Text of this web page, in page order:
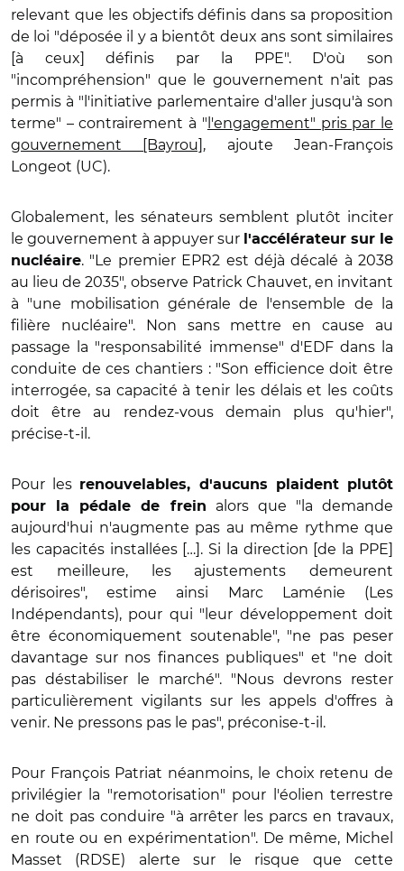
relevant que les objectifs définis dans sa proposition
de loi "déposée il y a bientôt deux ans sont similaires
[à ceux] définis par la PPE". D'où son
"incompréhension" que le gouvernement n'ait pas
permis à "l'initiative parlementaire d'aller jusqu'à son
terme" – contrairement à " l'engagement" pris par le
gouvernement [Bayrou], ajoute Jean-François
Longeot (UC).
Globalement, les sénateurs semblent plutôt inciter
le gouvernement à appuyer sur l'accélérateur sur le
nucléaire. "Le premier EPR2 est déjà décalé à 2038
au lieu de 2035", observe Patrick Chauvet, en invitant
à "une mobilisation générale de l'ensemble de la
filière nucléaire". Non sans mettre en cause au
passage la "responsabilité immense" d'EDF dans la
conduite de ces chantiers : "Son efficience doit être
interrogée, sa capacité à tenir les délais et les coûts
doit être au rendez-vous demain plus qu'hier",
précise-t-il.
Pour les renouvelables, d'aucuns plaident plutôt
pour la pédale de frein
alors que "la demande
aujourd'hui n'augmente pas au même rythme que
les capacités installées […]. Si la direction [de la PPE]
est meilleure, les ajustements demeurent
dérisoires", estime ainsi Marc Laménie (Les
Indépendants), pour qui "leur développement doit
être économiquement soutenable", "ne pas peser
davantage sur nos finances publiques" et "ne doit
pas déstabiliser le marché". "Nous devrons rester
particulièrement vigilants sur les appels d'offres à
venir. Ne pressons pas le pas", préconise-t-il.
Pour François Patriat néanmoins, le choix retenu de
privilégier la "remotorisation" pour l'éolien terrestre
ne doit pas conduire "à arrêter les parcs en travaux,
en route ou en expérimentation". De même, Michel
Masset (RDSE) alerte sur le risque que cette